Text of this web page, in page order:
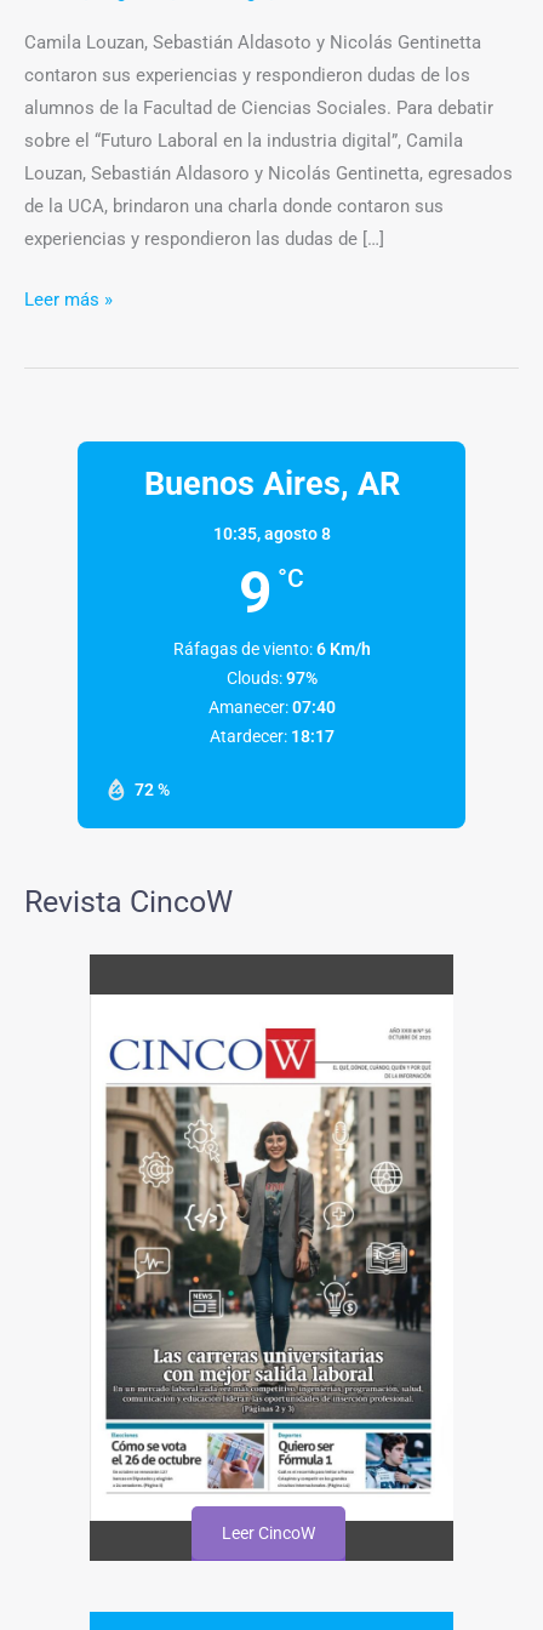
Camila Louzan, Sebastián Aldasoto y Nicolás Gentinetta
contaron sus experiencias y respondieron dudas de los
alumnos de la Facultad de Ciencias Sociales. Para debatir
sobre el “Futuro Laboral en la industria digital”, Camila
Louzan, Sebastián Aldasoro y Nicolás Gentinetta, egresados
de la UCA, brindaron una charla donde contaron sus
experiencias y respondieron las dudas de […]
Leer más »
Buenos Aires, AR
10:35,agosto 8
9 °C
72 %
Ráfagas de viento: 6 Km/h
Clouds: 97%
Amanecer: 07:40
Atardecer: 18:17
Revista CincoW
Leer CincoW